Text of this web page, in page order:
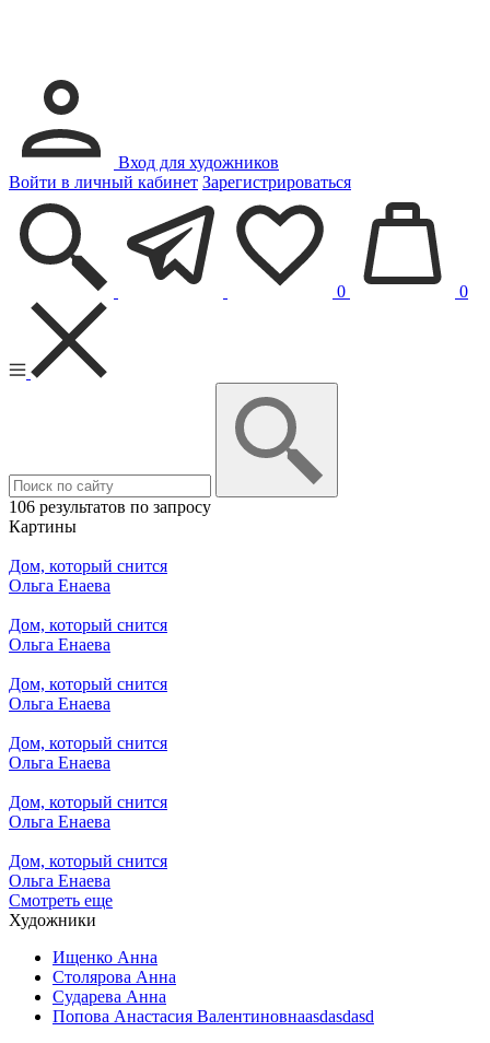
Вход для художников
Войти в личный кабинет Зарегистрироваться
0 0
106 результатов по запросу
Картины
Дом, который снится
Ольга Енаева
Дом, который снится
Ольга Енаева
Дом, который снится
Ольга Енаева
Дом, который снится
Ольга Енаева
Дом, который снится
Ольга Енаева
Дом, который снится
Ольга Енаева
Смотреть еще
Художники
Ищенко Анна
Столярова Анна
Сударева Анна
Попова Анастасия Валентиновнаasdasdasd